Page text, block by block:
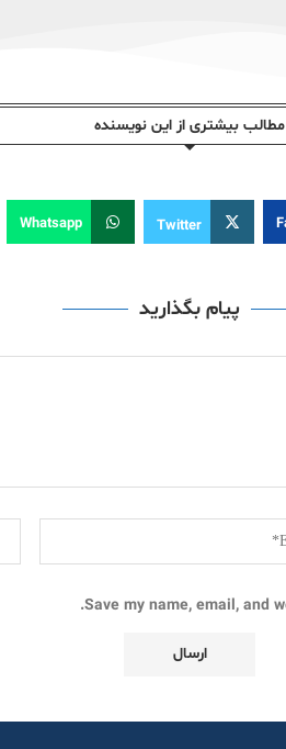
مطالب بیشتری از این نویسندە
Twitter
Whatsapp
پیام بگذارید
Save my name, email, and